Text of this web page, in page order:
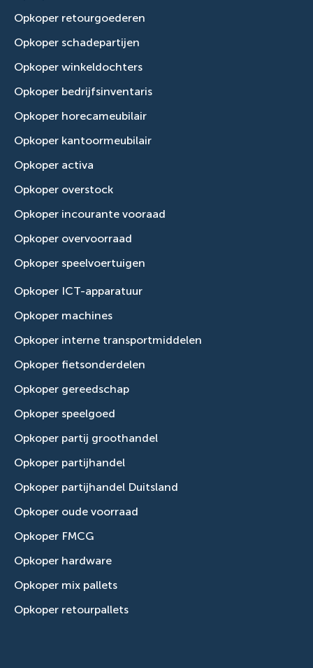
Opkoper retourgoederen
Opkoper schadepartijen
Opkoper winkeldochters
Opkoper bedrijfsinventaris
Opkoper horecameubilair
Opkoper kantoormeubilair
Opkoper activa
Opkoper overstock
Opkoper incourante vooraad
Opkoper overvoorraad
Opkoper speelvoertuigen
Opkoper ICT-apparatuur
Opkoper machines
Opkoper interne transportmiddelen
Opkoper fietsonderdelen
Opkoper gereedschap
Opkoper speelgoed
Opkoper partij groothandel
Opkoper partijhandel
Opkoper partijhandel Duitsland
Opkoper oude voorraad
Opkoper FMCG
Opkoper hardware
Opkoper mix pallets
Opkoper retourpallets